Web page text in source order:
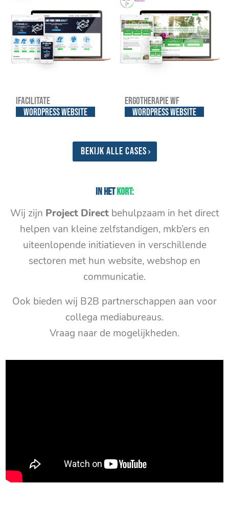
iFacilitate
WordPress website
Ergotherapie WF
WordPress website
Bekijk alle cases
In hetkort:
Wij zijn Project Direct behulpzaam in het direct
helpen van kleine zelfstandigen, mkb’ers en
uiteenlopende initiatieven in verschillende
sectoren met hun website, webshop en
communicatie.
Ook bieden wij B2B partnerschappen aan voor
collega mediabureaus.
Vraag naar de mogelijkheden.